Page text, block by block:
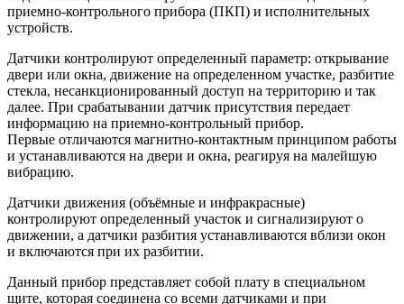
приемно-контрольного прибора (ПКП) и исполнительных
устройств.
Датчики контролируют определенный параметр: открывание
двери или окна, движение на определенном участке, разбитие
стекла, несанкционированный доступ на территорию и так
далее. При срабатывании датчик присутствия передает
информацию на приемно-контрольный прибор.
Первые отличаются магнитно-контактным принципом работы
и устанавливаются на двери и окна, реагируя на малейшую
вибрацию.
Датчики движения (объёмные и инфракрасные)
контролируют определенный участок и сигнализируют о
движении, а датчики разбития устанавливаются вблизи окон
и включаются при их разбитии.
Данный прибор представляет собой плату в специальном
щите, которая соединена со всеми датчиками и при